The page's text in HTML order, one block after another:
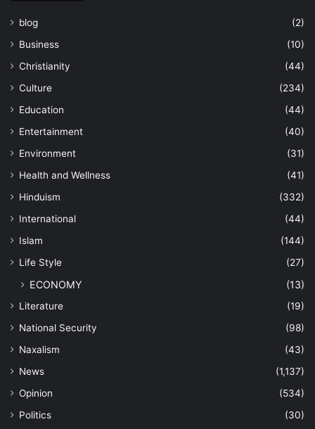
blog
(2)
Business
(10)
Christianity
(44)
Culture
(234)
Education
(44)
Entertainment
(40)
Environment
(31)
Health and Wellness
(41)
Hinduism
(332)
International
(44)
Islam
(144)
Life Style
(27)
ECONOMY (13)
Literature
(19)
National Security
(98)
Naxalism
(43)
News
(1,137)
Opinion
(534)
Politics
(30)